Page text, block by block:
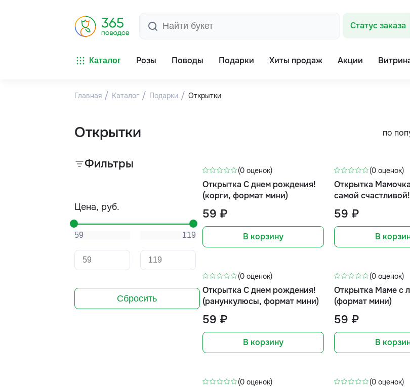
Статус заказа
Каталог Розы Поводы Подарки Хиты продаж Акции
Главная Каталог Подарки Открытки
Открытки по
Фильтры
Цена, руб.
Сбросить
(0 оценок)
Открытка С днем рождения!
(корги, формат мини)
59 ₽
В корзину
(0 оценок)
Открытка
самой
59 ₽
В
(0 оценок)
Открытка С днем рождения!
(ранункулюсы, формат мини)
59 ₽
В корзину
(0 оценок)
Открытка Маме с
(формат мини)
59 ₽
В
(0 оценок) (0 оценок)